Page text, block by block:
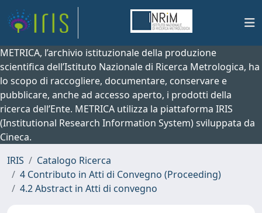
METRICA, l’archivio istituzionale della produzione
scientifica dell’Istituto Nazionale di Ricerca Metrologica, ha
lo scopo di raccogliere, documentare, conservare e
pubblicare, anche ad accesso aperto, i prodotti della
ricerca dell’Ente. METRICA utilizza la piattaforma IRIS
(Institutional Research Information System) sviluppata da
Cineca.
IRIS
Catalogo Ricerca
4 Contributo in Atti di Convegno (Proceeding)
4.2 Abstract in Atti di convegno